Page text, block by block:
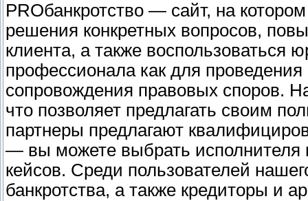
PROбанкротство — сайт, на
решения конкретных вопросов,
клиента, а также воспользоваться
профессионала как для проведения
сопровождения правовых споров.
что позволяет предлагать своим
партнеры предлагают
— вы можете выбрать исполнителя
кейсов. Среди пользователей
банкротства, а также кредиторы и